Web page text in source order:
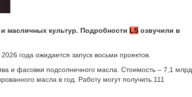
масличных культур. Подробности LS озвучили в
года ожидается запуск восьми проектов.
и фасовки подсолнечного масла. Стоимость – 7,1 млрд
масла в год. Работу могут получить 111